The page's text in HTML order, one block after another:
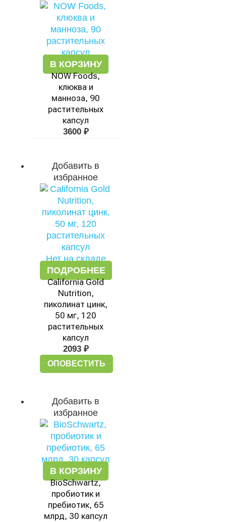
В КОРЗИНУ
NOW Foods,
клюква и
манноза, 90
растительных
капсул
3600 ₽
Добавить в
избранное
Нет на складе
ПОДРОБНЕЕ
California Gold
Nutrition,
пиколинат цинк,
50 мг, 120
растительных
капсул
2093 ₽
ОПОВЕСТИТЬ
Добавить в
избранное
В КОРЗИНУ
BioSchwartz,
пробиотик и
пребиотик, 65
млрд, 30 капсул